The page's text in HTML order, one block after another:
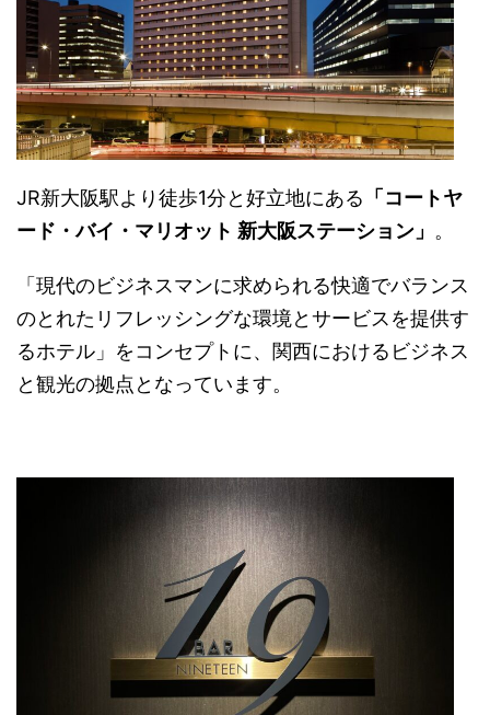
JR新大阪駅より徒歩1分と好立地にある 「コートヤ
ード・バイ・マリオット 新大阪ステーション」 。
「現代のビジネスマンに求められる快適でバランス
のとれたリフレッシングな環境とサービスを提供す
るホテル」をコンセプトに、関西におけるビジネス
と観光の拠点となっています。